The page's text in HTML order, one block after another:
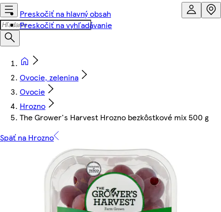
Preskočiť na hlavný obsah
Preskočiť na vyhľadávanie
Ovocie, zelenina
Ovocie
Hrozno
The Grower's Harvest Hrozno bezkôstkové mix 500 g
Späť na Hrozno